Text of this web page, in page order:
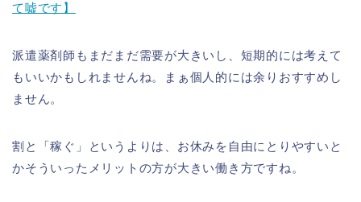
て嘘です】
派遣薬剤師もまだまだ需要が大きいし、短期的には考えて
もいいかもしれませんね。まぁ個人的には余りおすすめし
ません。
割と「稼ぐ」というよりは、お休みを自由にとりやすいと
かそういったメリットの方が大きい働き方ですね。